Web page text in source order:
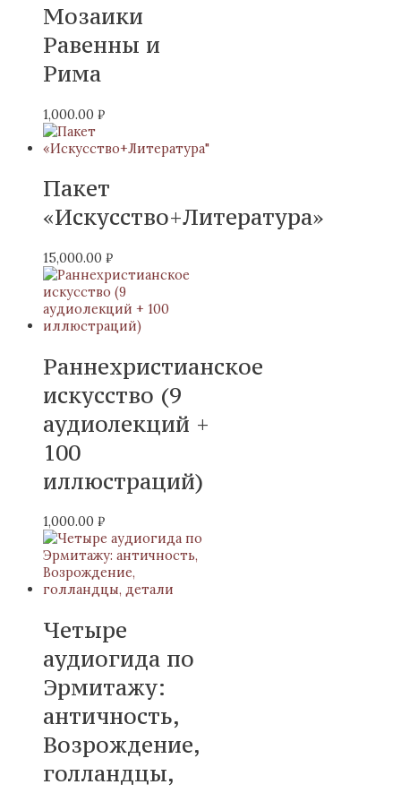
Мозаики
Равенны и
Рима
1,000.00 ₽
Пакет
«Искусство+Литература»
15,000.00 ₽
Раннехристианское
искусство (9
аудиолекций +
100
иллюстраций)
1,000.00 ₽
Четыре
аудиогида по
Эрмитажу:
античность,
Возрождение,
голландцы,